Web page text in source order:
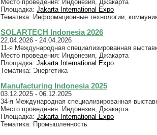
Место проведения: Индонезия, Джакарта
Площадка: Jakarta International Expo
Тематика: Информационные технологии,
SOLARTECH Indonesia 2026
22.04.2026 - 24.04.2026
11-я Международная специализированная
Место проведения: Индонезия, Джакарта
Площадка: Jakarta International Expo
Тематика: Энергетика
Manufacturing Indonesia 2025
03.12.2025 - 06.12.2025
34-я Международная специализированная
Место проведения: Индонезия, Джакарта
Площадка: Jakarta International Expo
Тематика: Промышленность